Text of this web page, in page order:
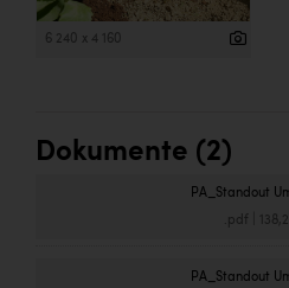
6 240 x 4 160
Dokumente (2)
PA_Standout
.pdf
PA_Standout